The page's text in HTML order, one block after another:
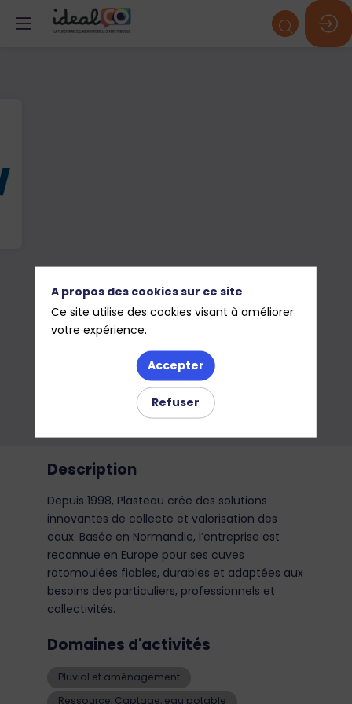
Description
Depuis 1998, Plasteau crée des solutions
innovantes de collecte et valorisation des
eaux. Basée en Normandie, l’entreprise est
reconnue en Europe pour ses cuves
rotomoulées fiables, durables et adaptées aux
besoins des particuliers, professionnels et
collectivités.
Domaines d'activités
Pluvial et aménagement
A propos des cookies sur ce site
Ce site utilise des cookies visant à améliorer
votre expérience.
Accepter
Refuser